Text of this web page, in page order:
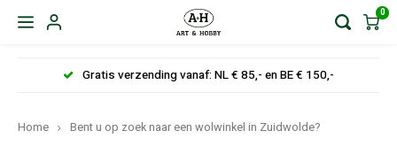
0
Gratis verzending vanaf: NL € 85,- en BE € 150,-
Home Bent u op zoek naar een wolwinkel in Zuidwolde?